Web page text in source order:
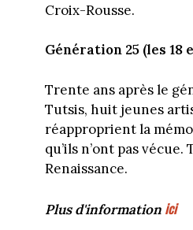
Croix-Rousse.
Génération 25 (les 18
Trente ans après le
Tutsis, huit jeunes
réapproprient la
qu’ils n’ont pas
Renaissance.
Plus d'information ici